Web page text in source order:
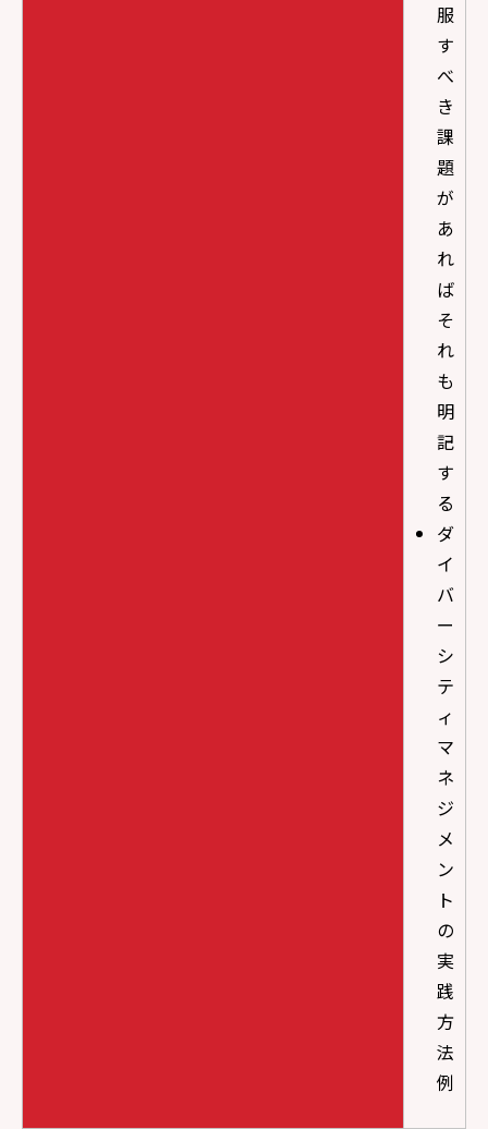
服
す
べ
き
課
題
が
あ
れ
ば
そ
れ
も
明
記
す
る
ダ
イ
バ
ー
シ
テ
ィ
マ
ネ
ジ
メ
ン
ト
の
実
践
方
法
例